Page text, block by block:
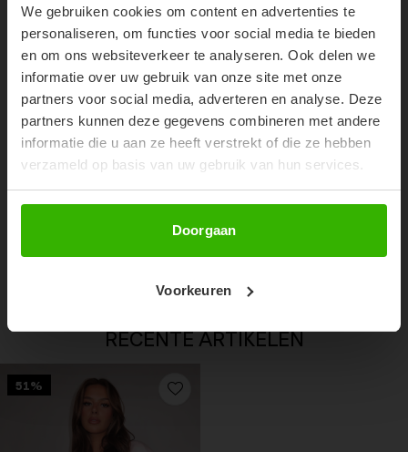
We gebruiken cookies om content en advertenties te
personaliseren, om functies voor social media te bieden
en om ons websiteverkeer te analyseren. Ook delen we
informatie over uw gebruik van onze site met onze
partners voor social media, adverteren en analyse. Deze
partners kunnen deze gegevens combineren met andere
informatie die u aan ze heeft verstrekt of die ze hebben
verzameld op basis van uw gebruik van hun services.
Doorgaan
Voorkeuren
Don't miss out on our trendy new drops or exclusive
RECENTE ARTIKELEN
51%